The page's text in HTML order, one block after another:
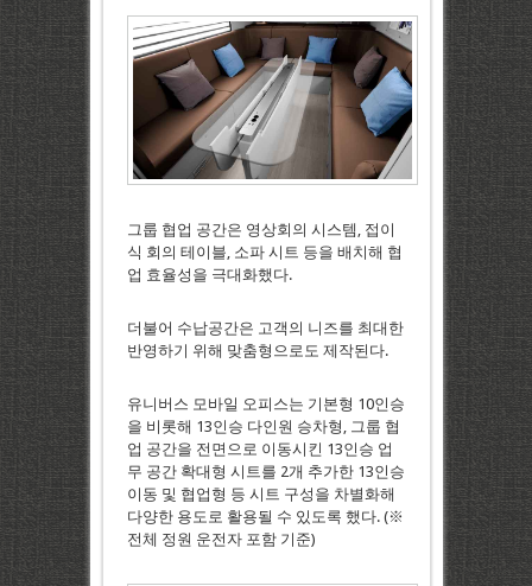
그룹 협업 공간은 영상회의 시스템, 접이
식 회의 테이블, 소파 시트 등을 배치해 협
업 효율성을 극대화했다.
더불어 수납공간은 고객의 니즈를 최대한
반영하기 위해 맞춤형으로도 제작된다.
유니버스 모바일 오피스는 기본형 10인승
을 비롯해 13인승 다인원 승차형, 그룹 협
업 공간을 전면으로 이동시킨 13인승 업
무 공간 확대형 시트를 2개 추가한 13인승
이동 및 협업형 등 시트 구성을 차별화해
다양한 용도로 활용될 수 있도록 했다. (※
전체 정원 운전자 포함 기준)